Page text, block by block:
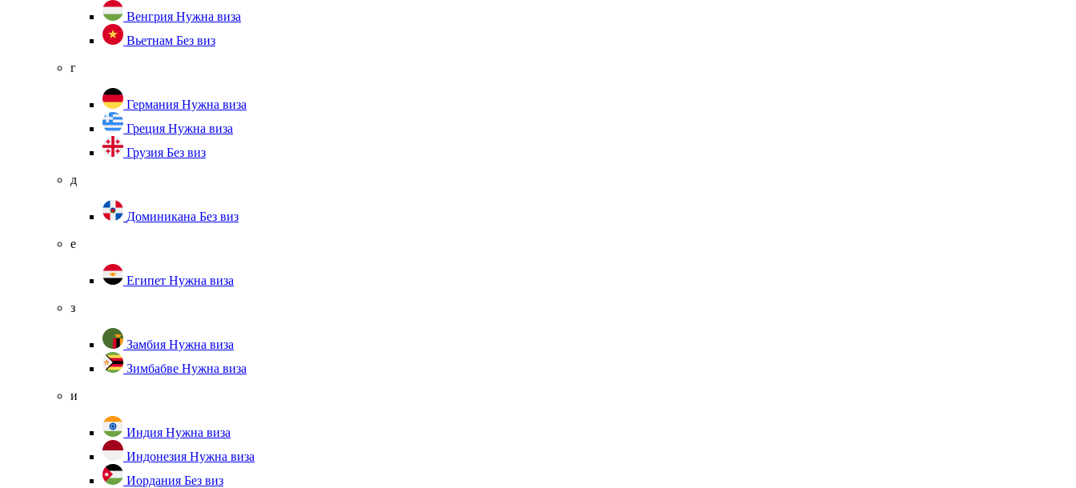
Венгрия Нужна виза
Вьетнам Без виз
г
Германия Нужна виза
Греция Нужна виза
Грузия Без виз
д
Доминикана Без виз
е
Египет Нужна виза
з
Замбия Нужна виза
Зимбабве Нужна виза
и
Индия Нужна виза
Индонезия Нужна виза
Иордания Без виз